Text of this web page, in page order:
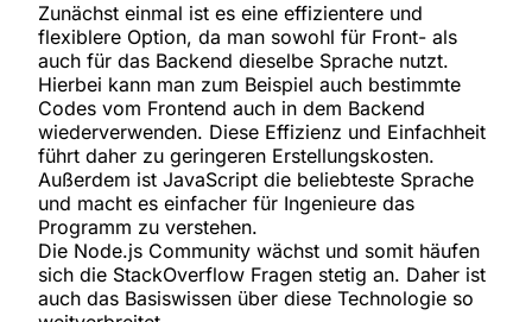
Zunächst einmal ist es eine effizientere und
flexiblere Option, da man sowohl für Front- als
auch für das Backend dieselbe Sprache nutzt.
Hierbei kann man zum Beispiel auch bestimmte
Codes vom Frontend auch in dem Backend
wiederverwenden. Diese Effizienz und Einfachheit
führt daher zu geringeren Erstellungskosten.
Außerdem ist JavaScript die beliebteste Sprache
und macht es einfacher für Ingenieure das
Programm zu verstehen.
Die Node.js Community wächst und somit häufen
sich die StackOverflow Fragen stetig an. Daher ist
auch das Basiswissen über diese Technologie so